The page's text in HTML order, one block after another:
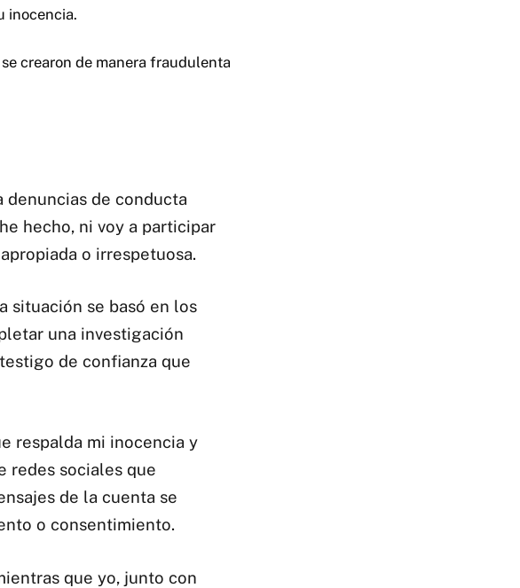
inocencia.
crearon de manera fraudulenta
denuncias de conducta
hecho, ni voy a participar
o irrespetuosa.
situación se basó en los
una investigación
de confianza que
respalda mi inocencia y
redes sociales que
de la cuenta se
o consentimiento.
que yo, junto con